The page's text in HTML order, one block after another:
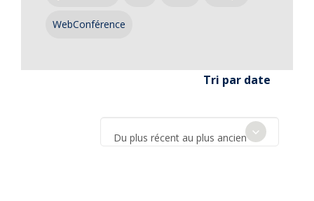
WebConférence
Tri par date
Du plus récent au plus ancien